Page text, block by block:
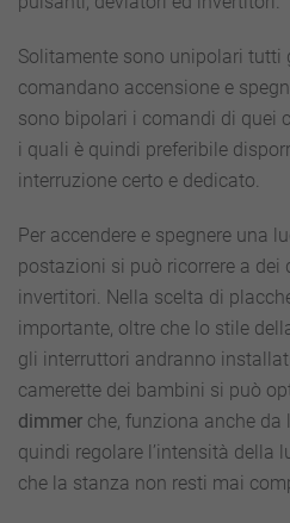
Solitamente sono unipolari tutti
comandano accensione e
sono bipolari i comandi di quei
i quali è quindi preferibile
interruzione certo e dedicato.
Per accendere e spegnere una
postazioni si può ricorrere a dei
invertitori. Nella scelta di
importante, oltre che lo stile
gli interruttori andranno
camerette dei bambini si può
dimmer che, funziona anche da
quindi regolare l’intensità della
che la stanza non resti mai